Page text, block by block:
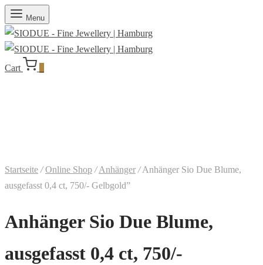
Menu
Cart
Startseite / Online Shop / Anhänger /Anhänger Sio Due Blume,
ausgefasst 0,4 ct, 750/- Gelbgold”
Anhänger Sio Due Blume,
ausgefasst 0,4 ct, 750/-